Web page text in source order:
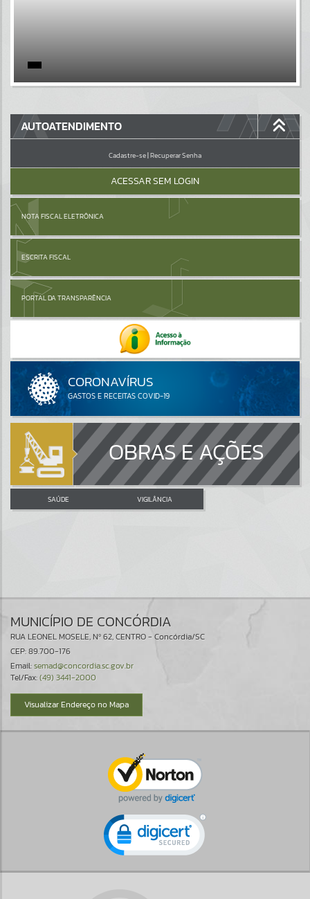
Por favor, aguarde...
GALERIAS
Por favor, aguarde...
AUTOATENDIMENTO
Cadastre-se|Recuperar Senha
ACESSAR SEM LOGIN
NOTA FISCAL ELETRÔNICA
ESCRITA FISCAL
PORTAL DA TRANSPARÊNCIA
OBRAS E AÇÕES
SAÚDE VIGILÂNCIA
MUNICÍPIO DE CONCÓRDIA
RUA LEONEL MOSELE, Nº 62, CENTRO - Concórdia/SC
CEP: 89.700-176
Email:semad@concordia.sc.gov.br
Tel/Fax:(49) 3441-2000
Visualizar Endereço no Mapa